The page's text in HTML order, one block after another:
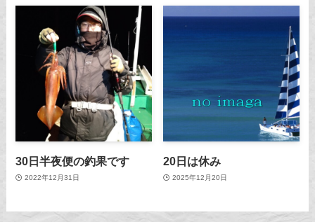
30日半夜便の釣果です
2022年12月31日
20日は休み
2025年12月20日